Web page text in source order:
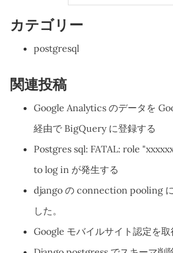
カテゴリー
postgresql
関連投稿
Google Analytics のデータを
経由で BigQuery に登録する
Postgres sql: FATAL: role
to log in が発生する
django の connection pooling
した。
Google モバイルサイト認定を取